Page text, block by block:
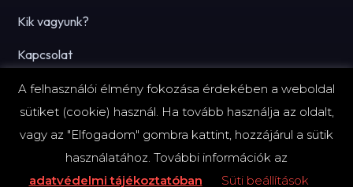
Kik vagyunk?
Kapcsolat
Hírlevél
© 2026 FinTechZone.hu - A FinTech Group Kft.
A felhasználói élmény fokozása érdekében a weboldal
sütiket (cookie) használ. Ha tovább használja az oldalt,
vagy az "Elfogadom" gombra kattint, hozzájárul a sütik
használatához. További információk az
adatvédelmi tájékoztatóban
Süti beállítások